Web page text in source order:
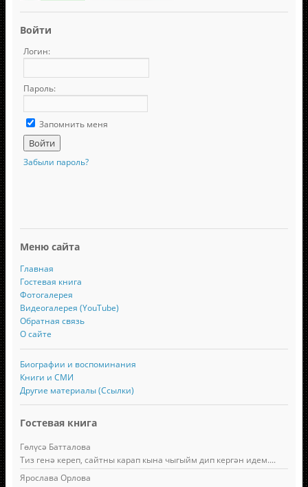
Войти
Логин:
Пароль:
Запомнить меня
Забыли пароль?
Меню сайта
Главная
Гостевая книга
Фотогалерея
Видеогалерея (YouTube)
Обратная связь
О сайте
Биографии и воспоминания
Книги и СМИ
Другие материалы (Ссылки)
Гостевая книга
Гөлүсә Батталова
Тиз генә кереп, сайтны карап кына чыгыйм дип кергән идем....
Ярослава Орлова